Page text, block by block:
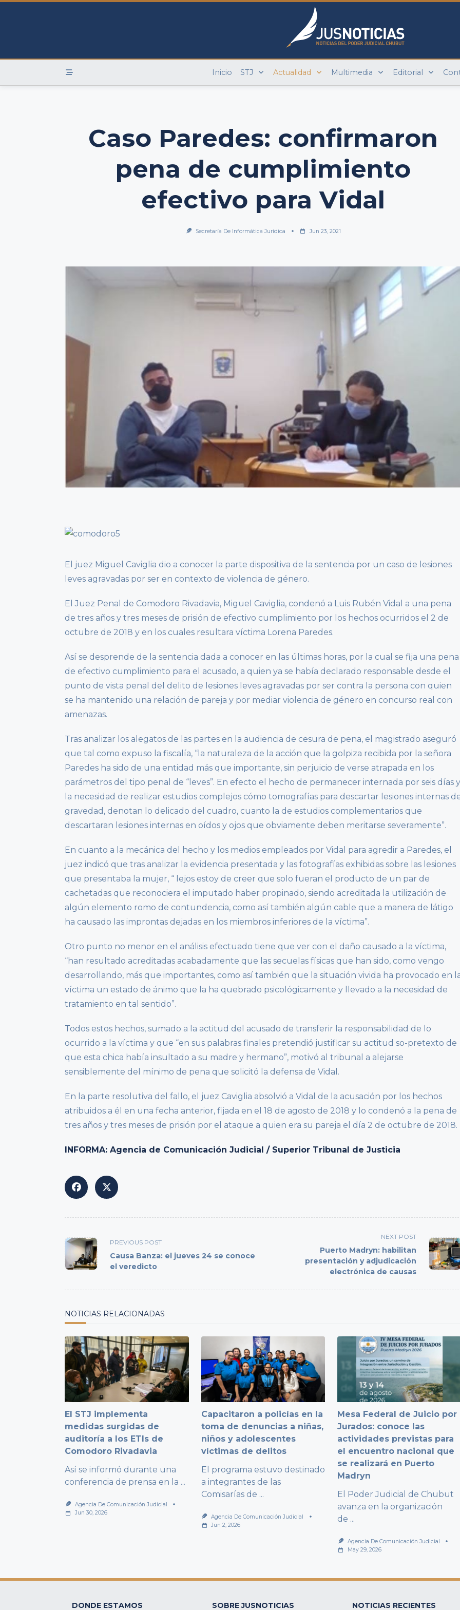
Skip
Inicio STJ Actualidad Multimedia Editorial
Caso Paredes: confirmaron
pena de cumplimiento
efectivo para Vidal
Secretaría De Informática Jurídica Jun 23, 2021
El juez Miguel Caviglia dio a conocer la parte dispositiva de la sentencia por un caso de lesiones
leves agravadas por ser en contexto de violencia de género.
El Juez Penal de Comodoro Rivadavia, Miguel Caviglia, condenó a Luis Rubén Vidal a una pena
de tres años y tres meses de prisión de efectivo cumplimiento por los hechos ocurridos el 2 de
octubre de 2018 y en los cuales resultara víctima Lorena Paredes.
Así se desprende de la sentencia dada a conocer en las últimas horas, por la cual se fija una pena
de efectivo cumplimiento para el acusado, a quien ya se había declarado responsable desde el
punto de vista penal del delito de lesiones leves agravadas por ser contra la persona con quien
se ha mantenido una relación de pareja y por mediar violencia de género en concurso real con
amenazas.
Tras analizar los alegatos de las partes en la audiencia de cesura de pena, el magistrado aseguró
que tal como expuso la fiscalía, “la naturaleza de la acción que la golpiza recibida por la señora
Paredes ha sido de una entidad más que importante, sin perjuicio de verse atrapada en los
parámetros del tipo penal de “leves”. En efecto el hecho de permanecer internada por seis días y
la necesidad de realizar estudios complejos cómo tomografías para descartar lesiones internas
gravedad, denotan lo delicado del cuadro, cuanto la de estudios complementarios que
descartaran lesiones internas en oídos y ojos que obviamente deben meritarse severamente”.
En cuanto a la mecánica del hecho y los medios empleados por Vidal para agredir a Paredes, el
juez indicó que tras analizar la evidencia presentada y las fotografías exhibidas sobre las lesiones
que presentaba la mujer, “ lejos estoy de creer que solo fueran el producto de un par de
cachetadas que reconociera el imputado haber propinado, siendo acreditada la utilización de
algún elemento romo de contundencia, como así también algún cable que a manera de látigo
ha causado las improntas dejadas en los miembros inferiores de la víctima”.
Otro punto no menor en el análisis efectuado tiene que ver con el daño causado a la víctima,
“han resultado acreditadas acabadamente que las secuelas físicas que han sido, como vengo
desarrollando, más que importantes, como así también que la situación vivida ha provocado en
víctima un estado de ánimo que la ha quebrado psicológicamente y llevado a la necesidad de
tratamiento en tal sentido”.
Todos estos hechos, sumado a la actitud del acusado de transferir la responsabilidad de lo
ocurrido a la víctima y que “en sus palabras finales pretendió justificar su actitud so-pretexto de
que esta chica había insultado a su madre y hermano”, motivó al tribunal a alejarse
sensiblemente del mínimo de pena que solicitó la defensa de Vidal.
En la parte resolutiva del fallo, el juez Caviglia absolvió a Vidal de la acusación por los hechos
atribuidos a él en una fecha anterior, fijada en el 18 de agosto de 2018 y lo condenó a la pena de
tres años y tres meses de prisión por el ataque a quien era su pareja el día 2 de octubre de 2018.
INFORMA: Agencia de Comunicación Judicial / Superior Tribunal de Justicia
<span
class="nav-
subtitle
screen-
PREVIOUS POST
Causa Banza: el jueves 24 se conoce
el veredicto
NEXT POST
Puerto Madryn: habilitan
presentación y adjudicación
electrónica de causas
NOTICIAS RELACIONADAS
El STJ implementa
medidas surgidas de
auditoría a los ETIs de
Comodoro Rivadavia
Así se informó durante una
conferencia de prensa en la ...
Agencia De Comunicación Judicial
Jun 30, 2026
Capacitaron a policías en la
toma de denuncias a niñas,
niños y adolescentes
víctimas de delitos
El programa estuvo destinado
a integrantes de las
Comisarías de ...
Agencia De Comunicación Judicial
Jun 2, 2026
Mesa Federal de Juicio por
Jurados: conoce las
actividades previstas para
el encuentro nacional que
se realizará en Puerto
Madryn
El Poder Judicial de Chubut
avanza en la organización
de ...
Agencia De Comunicación Judicial
May 29, 2026
DONDE ESTAMOS SOBRE JUSNOTICIAS NOTICIAS RECIENTES